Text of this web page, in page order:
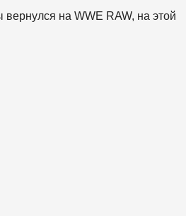
на WWE RAW, на этой